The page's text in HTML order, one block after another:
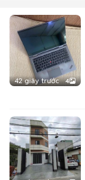
42 giây trước 4